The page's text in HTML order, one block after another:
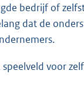
bedrijf of
dat de
voor